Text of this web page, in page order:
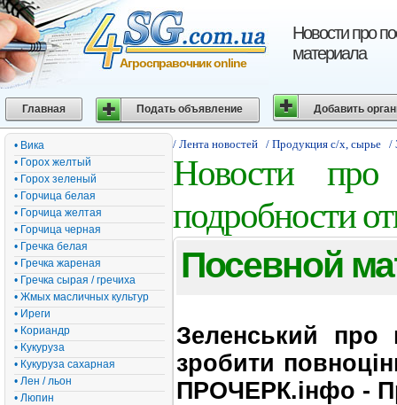
Новости про
материала
Агросправочник online
Главная Подать объявление Добавить
• Вика
• Горох желтый
• Горох зеленый
• Горчица белая
• Горчица желтая
• Горчица черная
• Гречка белая
• Гречка жареная
• Гречка сырая / гречиха
• Жмых масличных культур
• Иреги
• Кориандр
• Кукуруза
• Кукуруза сахарная
• Лен / льон
• Люпин
/ Лента новостей / Продукция с/х, сырье /
Новости про
подробности
Посевной
Зеленський про
зробити
ПРОЧЕРК.інфо -